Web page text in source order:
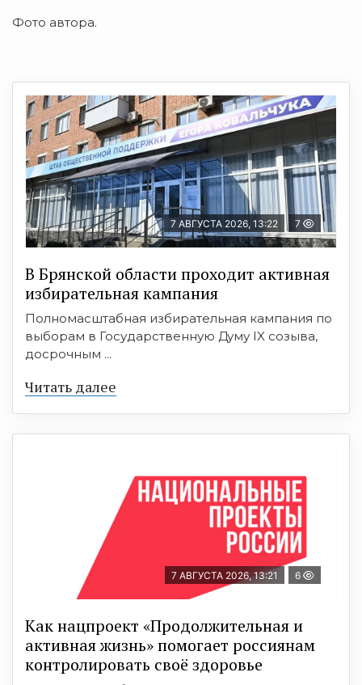
Фото автора.
7 АВГУСТА 2026, 13:22 7
В Брянской области проходит активная
избирательная кампания
Полномасштабная избирательная кампания по
выборам в Государственную Думу IX созыва,
досрочным ...
Читать далее
7 АВГУСТА 2026, 13:21 6
Как нацпроект «Продолжительная и
активная жизнь» помогает россиянам
контролировать своё здоровье